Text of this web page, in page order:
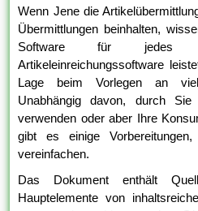
Wenn Jene die
Übermittlungen beinhalten,
Software für jedes
Artikeleinreichungssoftware
Lage beim Vorlegen an
Unabhängig davon, durch Sie
verwenden oder aber Ihre
gibt es einige
vereinfachen.
Das Dokument enthält
Hauptelemente von